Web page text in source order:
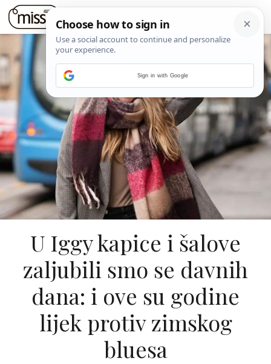
U Iggy kapice i šalove
zaljubili smo se davnih
dana: i ove su godine
lijek protiv zimskog
bluesa
Sign in with Google